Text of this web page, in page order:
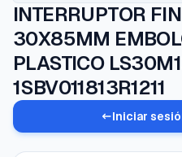
INTERRUPTOR
30X85MM
PLASTICO
1SBV011813R1211
Iniciar